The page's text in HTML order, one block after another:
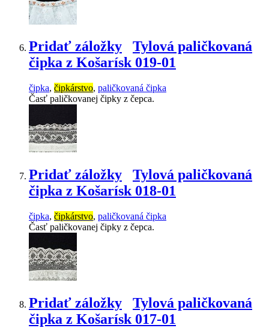
Pridať záložky
Tylová paličkovaná
čipka z Košarísk 019-01
čipka, čipkárstvo, paličkovaná čipka
Časť paličkovanej čipky z čepca.
Pridať záložky
Tylová paličkovaná
čipka z Košarísk 018-01
čipka, čipkárstvo, paličkovaná čipka
Časť paličkovanej čipky z čepca.
Pridať záložky
Tylová paličkovaná
čipka z Košarísk 017-01